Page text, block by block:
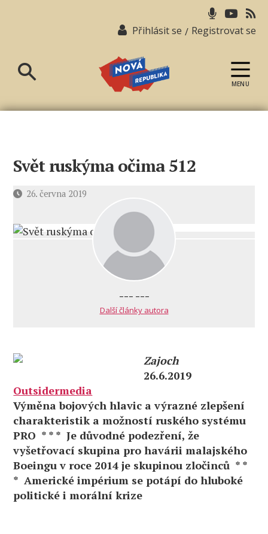
Přihlásit se / Registrovat se
republika
MENU
Svět ruskýma očima 512
Datum26. června 2019
--- ---
Další články autora
Zajoch
26.6.2019
Outsidermedia
Výměna bojových hlavic a výrazné zlepšení
charakteristik a možností ruského systému
PRO * * * Je důvodné podezření, že
vyšetřovací skupina pro havárii malajského
Boeingu v roce 2014 je skupinou zločinců * *
* Americké impérium se potápí do hluboké
politické i morální krize